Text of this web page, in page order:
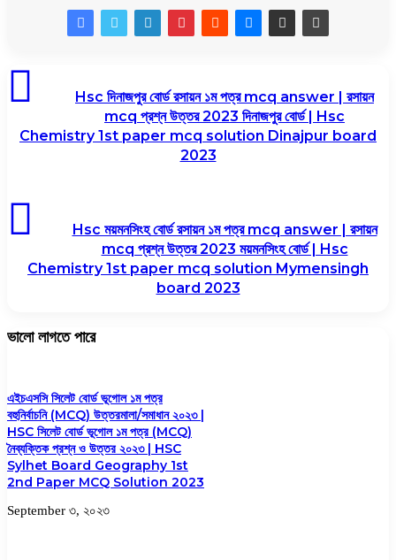
Hsc দিনাজপুর বোর্ড রসায়ন ১ম পত্র mcq answer | রসায়ন
mcq প্রশ্ন উত্তর 2023 দিনাজপুর বোর্ড | Hsc
Chemistry 1st paper mcq solution Dinajpur board
2023
Hsc ময়মনসিংহ বোর্ড রসায়ন ১ম পত্র mcq answer | রসায়ন
mcq প্রশ্ন উত্তর 2023 ময়মনসিংহ বোর্ড | Hsc
Chemistry 1st paper mcq solution Mymensingh
board 2023
ভালো লাগতে পারে
এইচএসসি সিলেট বোর্ড ভূগোল ১ম পত্র
বহুনির্বাচনি (MCQ) উত্তরমালা/সমাধান ২০২৩ |
HSC সিলেট বোর্ড ভূগোল ১ম পত্র (MCQ)
নৈব্যক্তিক প্রশ্ন ও উত্তর ২০২৩ | HSC
Sylhet Board Geography 1st
2nd Paper MCQ Solution 2023
September ৩, ২০২৩